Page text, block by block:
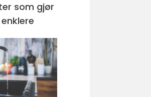
som gjør